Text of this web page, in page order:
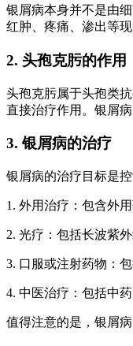
银屑病本身并不是由
红肿、疼痛、渗出等
2. 头孢克肟的作用
头孢克肟属于头孢类
直接治疗作用。银屑
3. 银屑病的治疗
银屑病的治疗目标是
1. 外用治疗：包含外
2. 光疗：包括长波紫
3. 口服或注射药物：
4. 中医治疗：包括中
值得注意的是，银屑